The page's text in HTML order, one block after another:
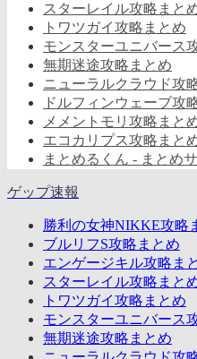
スターレイル攻略まと
トワツガイ攻略まとめ
モンスターユニバース
無期迷途攻略まとめ
ニューラルクラウド攻
ドルフィンウェーブ攻
メメントモリ攻略まと
エコカリプス攻略まと
まとめるくん - まとめ
ゲップ速報
勝利の女神NIKKE攻略
ブルリフS攻略まとめ
エンゲージキル攻略ま
スターレイル攻略まと
トワツガイ攻略まとめ
モンスターユニバース
無期迷途攻略まとめ